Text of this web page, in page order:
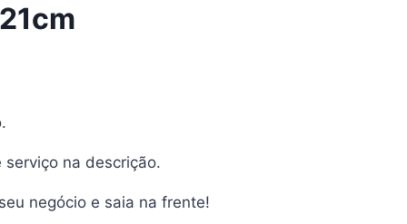
R$115,00.
na descrição.
negócio e saia na frente!